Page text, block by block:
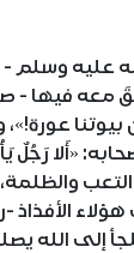
عليه وسلم
يبقَ معه فيها
بيوتنا
«أَلا رَجُلٌ
هؤلاء
إلى الله